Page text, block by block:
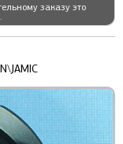
заказу это